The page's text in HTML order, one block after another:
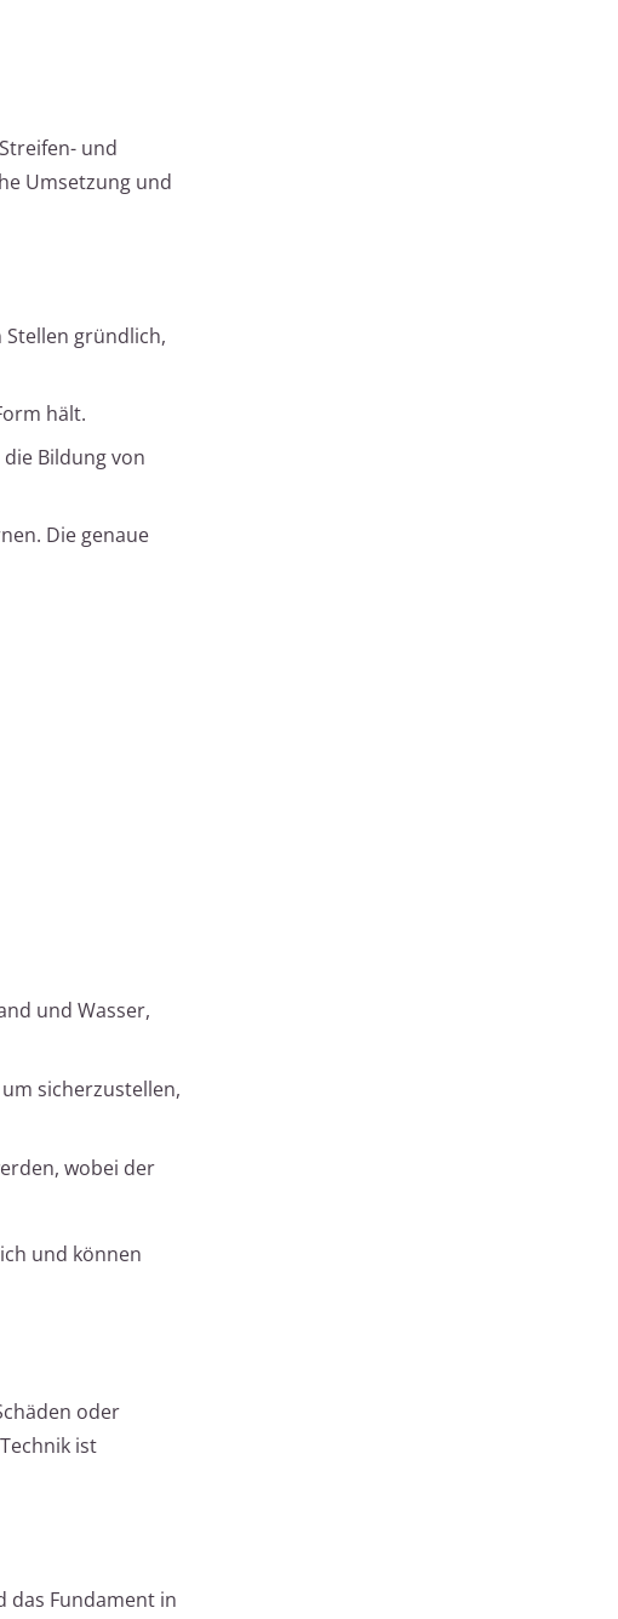
und
Umsetzung und
gründlich,
hält.
Bildung von
Die genaue
und Wasser,
sicherzustellen,
wobei der
und können
oder
ist
das Fundament in